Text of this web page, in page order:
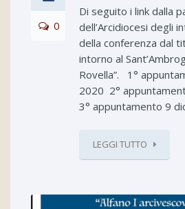
0
Di seguito i link dalla
dell’Arcidiocesi degli
della conferenza dal
intorno al
Rovella”. 1°
2020 2°
3° appuntamento 9
LEGGI TUTTO